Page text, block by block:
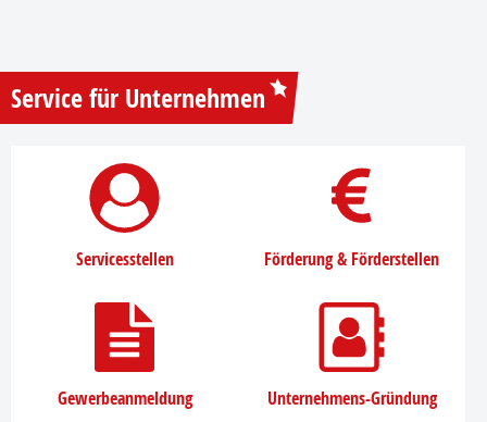
Service für Unternehmen
Servicesstellen Förderung & Förderstellen
Gewerbeanmeldung Unternehmens-Gründung